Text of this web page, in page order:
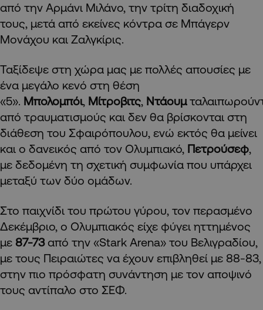
από την Αρμάνι Μιλάνο, την τρίτη διαδοχική
τους, μετά από εκείνες κόντρα σε Μπάγερν
Μονάχου και Ζαλγκίρις.
Ταξίδεψε στη χώρα μας με πολλές απουσίες με
ένα μεγάλο κενό στη θέση
«5». Μπολομπόι, Μίτροβιτς, Ντάουμ
από τραυματισμούς και δεν θα βρίσκονται στη
διάθεση του Σφαιρόπουλου, ενώ εκτός θα μείνει
και ο δανεικός από τον Ολυμπιακό, Πετρούσεφ,
με δεδομένη τη σχετική συμφωνία που υπάρχει
μεταξύ των δύο ομάδων.
Στο παιχνίδι του πρώτου γύρου, τον περασμένο
Δεκέμβριο, ο Ολυμπιακός είχε φύγει ηττημένος
με 87-73από την «Stark Arena» του Βελιγραδίου,
με τους Πειραιώτες να έχουν επιβληθεί με 88-83,
στην πιο πρόσφατη συνάντηση με τον αποψινό
τους αντίπαλο στο ΣΕΦ.